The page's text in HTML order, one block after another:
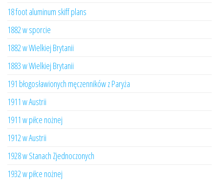
18 foot aluminum skiff plans
1882 w sporcie
1882 w Wielkiej Brytanii
1883 w Wielkiej Brytanii
191 błogosławionych męczenników z Paryża
1911 w Austrii
1911 w piłce nożnej
1912 w Austrii
1928 w Stanach Zjednoczonych
1932 w piłce nożnej